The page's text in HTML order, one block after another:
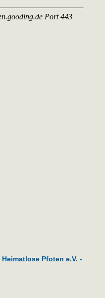
Heimatlose Pfoten e.V. -